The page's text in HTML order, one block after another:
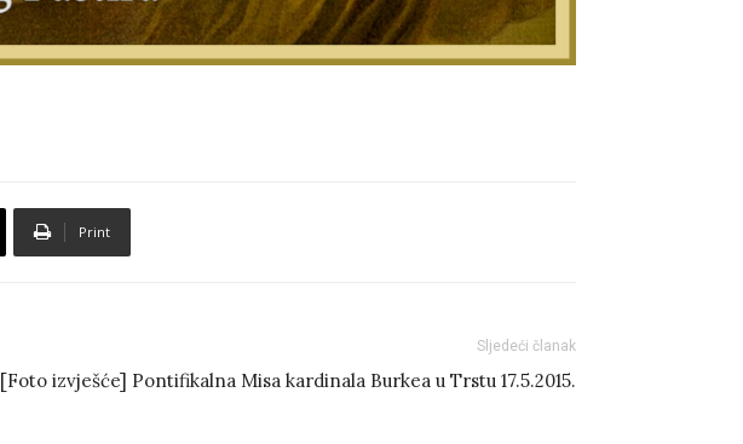
Print
Sljedeći članak
[Foto izvješće] Pontifikalna Misa kardinala Burkea u Trstu 17.5.2015.